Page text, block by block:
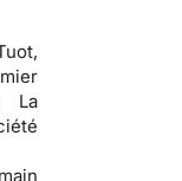
La